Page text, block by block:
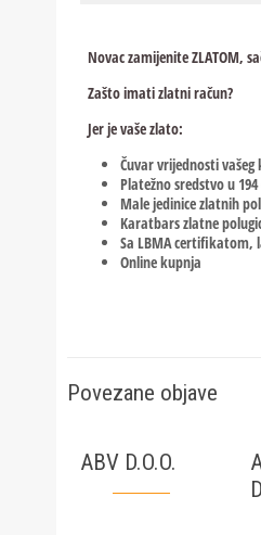
Novac zamijenite ZLATOM,
Zašto imati zlatni račun?
Jer je vaše zlato:
Čuvar vrijednosti
Platežno sredstvo u
Male jedinice zlatnih
Karatbars zlatne
Sa LBMA
Online kupnja
Povezane objave
ABV D.O.O.